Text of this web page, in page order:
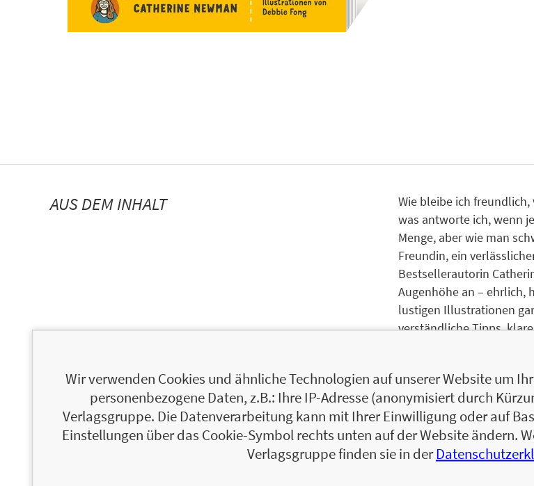
AUS DEM INHALT
Wie bleibe ich
was antworte ich, wenn
Menge, aber wie man
Freundin, ein
Bestsellerautorin
Augenhöhe an – ehrlich,
lustigen Illustrationen
verständliche Tipps,
Es vermittelt unter
andere einbezieht,
aufmerksam zuhört,
guten Rat gibt,
Wir verwenden Cookies und ähnliche Technologien auf unserer Website um
personenbezogene Daten, z.B.: Ihre IP-Adresse (anonymisiert durch
Verlagsgruppe. Die Datenverarbeitung kann mit Ihrer Einwilligung oder auf
Einstellungen über das Cookie-Symbol rechts unten auf der Website ändern.
Verlagsgruppe finden sie in der